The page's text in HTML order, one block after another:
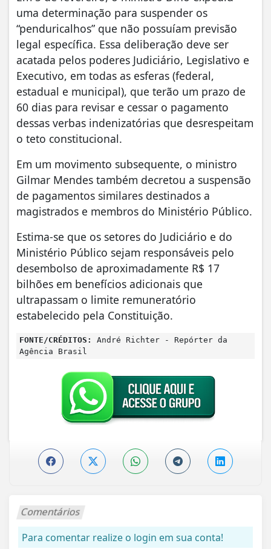
uma determinação para suspender os
“penduricalhos” que não possuíam previsão
legal específica. Essa deliberação deve ser
acatada pelos poderes Judiciário, Legislativo e
Executivo, em todas as esferas (federal,
estadual e municipal), que terão um prazo de
60 dias para revisar e cessar o pagamento
dessas verbas indenizatórias que desrespeitam
o teto constitucional.
Em um movimento subsequente, o ministro
Gilmar Mendes também decretou a suspensão
de pagamentos similares destinados a
magistrados e membros do Ministério Público.
Estima-se que os setores do Judiciário e do
Ministério Público sejam responsáveis pelo
desembolso de aproximadamente R$ 17
bilhões em benefícios adicionais que
ultrapassam o limite remuneratório
estabelecido pela Constituição.
FONTE/CRÉDITOS:
André Richter - Repórter da
Agência Brasil
Comentários
Para comentar realize o login em sua conta!